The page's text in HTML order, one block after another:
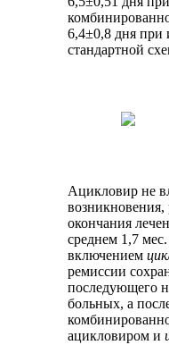
6,4±0,8 дня при
стандартной
Ацикловир не
возникновения,
окончания
среднем 1,7
включением
ремиссии
последующего
больных, а
ацикловиром и